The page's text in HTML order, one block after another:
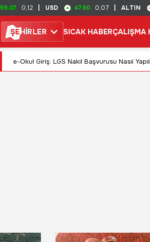
55.07 0,12 USD 47.60 0,07 ALTIN
ŞEHİRLER SICAK HABERÇALIŞMA